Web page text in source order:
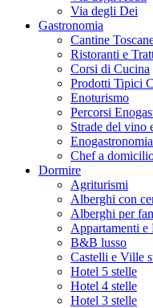
Via degli Dei
Gastronomia
Cantine
Ristoranti e
Corsi di Cucina
Prodotti Tipici
Enoturismo
Percorsi
Strade del vino
Chef a
Dormire
Agriturismi
Alberghi con
Alberghi per
Appartamenti e
B&B lusso
Castelli e Ville
Hotel 5 stelle
Hotel 4 stelle
Hotel 3 stelle